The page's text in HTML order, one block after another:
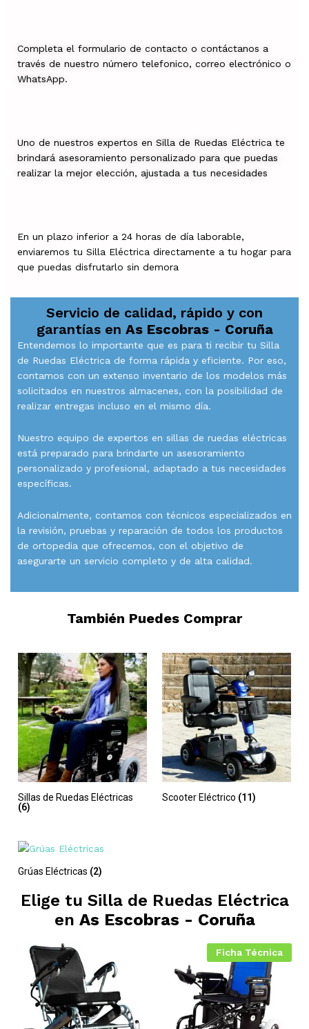
Completa el formulario de contacto o contáctanos a
través de nuestro número telefonico, correo electrónico o
WhatsApp.
Uno de nuestros expertos en Silla de Ruedas Eléctrica te
brindará asesoramiento personalizado para que puedas
realizar la mejor elección, ajustada a tus necesidades
En un plazo inferior a 24 horas de día laborable,
enviaremos tu Silla Eléctrica directamente a tu hogar para
que puedas disfrutarlo sin demora
Servicio de calidad, rápido y con
garantías en As Escobras - Coruña
Entendemos lo importante que es para ti recibir tu Silla
de Ruedas Eléctrica de forma rápida y eficiente. Por eso,
contamos con un extenso inventario de los modelos más
solicitados en nuestros almacenes, con la posibilidad de
realizar entregas incluso en el mismo día.
Nuestro equipo de expertos en sillas de ruedas eléctricas
está preparado para brindarte un asesoramiento
personalizado y profesional, adaptado a tus necesidades
específicas.
Adicionalmente, contamos con técnicos especializados en
la revisión, pruebas y reparación de todos los productos
de ortopedia que ofrecemos, con el objetivo de
asegurarte un servicio completo y de alta calidad.
También Puedes Comprar
Sillas de Ruedas Eléctricas
(6)
Scooter Eléctrico (11)
Grúas Eléctricas (2)
Elige tu Silla de Ruedas Eléctrica
en As Escobras - Coruña
Ficha Técnica